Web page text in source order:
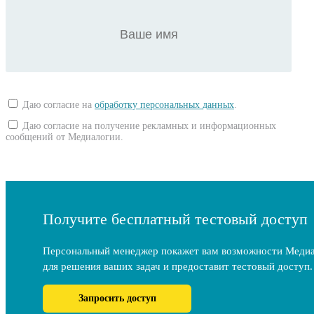
Даю согласие на обработку персональных данных.
Даю согласие на получение рекламных и информационных
сообщений от Медиалогии.
Получите бесплатный тестовый доступ
Персональный менеджер покажет вам возможности
для решения ваших задач и предоставит тестовый доступ.
Запросить доступ